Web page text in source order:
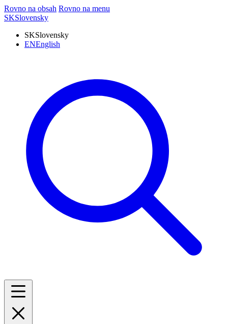
Rovno na obsah Rovno na menu
SKSlovensky
SKSlovensky
ENEnglish